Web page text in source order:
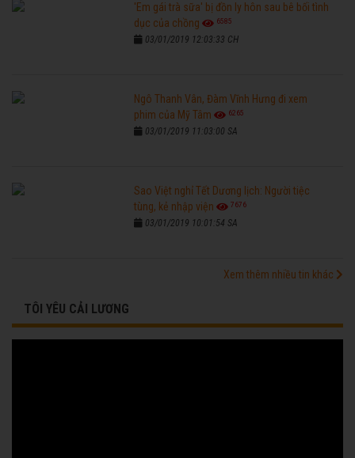
'Em gái trà sữa' bị đồn ly hôn sau bê bối tình
dục của chồng
6585
03/01/2019 12:03:33 CH
Ngô Thanh Vân, Đàm Vĩnh Hưng đi xem
phim của Mỹ Tâm
6265
03/01/2019 11:03:00 SA
Sao Việt nghỉ Tết Dương lịch: Người tiệc
tùng, kẻ nhập viện
7676
03/01/2019 10:01:54 SA
Xem thêm nhiều tin khác
TÔI YÊU CẢI LƯƠNG